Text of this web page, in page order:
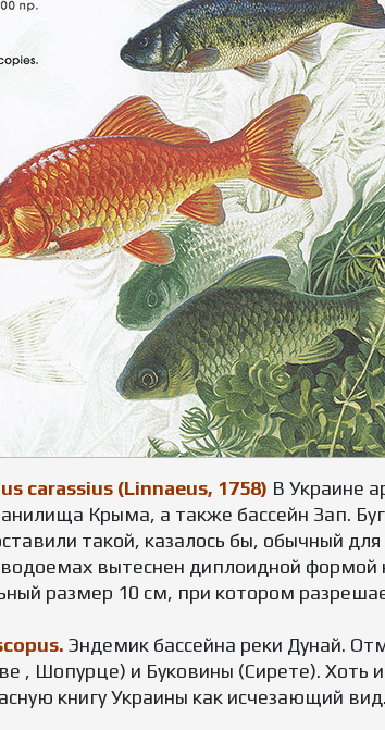
carassius (Linnaeus, 1758) В Украине
Крыма, а также бассейн Зап.
такой, казалось бы, обычный
вытеснен диплоидной формой
размер 10 см, при котором
Эндемик бассейна реки Дунай.
, Шопурце) и Буковины (Сирете).
книгу Украины как исчезающий вид.